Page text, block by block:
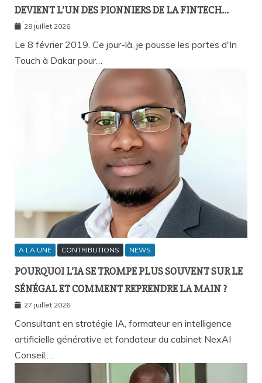
DEVIENT L’UN DES PIONNIERS DE LA FINTECH
SÉNÉGALAISE ?
28 juillet 2026
Le 8 février 2019. Ce jour-là, je pousse les portes d'In
Touch à Dakar pour…
A LA UNE CONTRIBUTIONS NEWS
POURQUOI L’IA SE TROMPE PLUS SOUVENT SUR LE
SÉNÉGAL ET COMMENT REPRENDRE LA MAIN ?
27 juillet 2026
Consultant en stratégie IA, formateur en intelligence
artificielle générative et fondateur du cabinet NexAI
Conseil,…